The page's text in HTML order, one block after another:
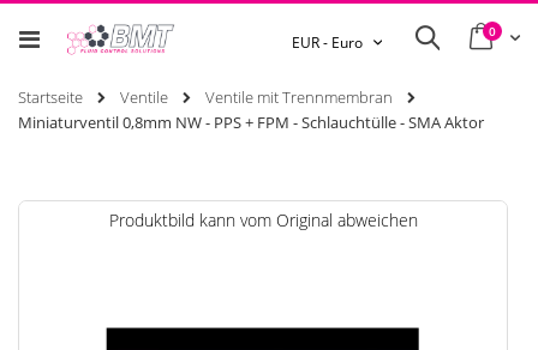
0
Search
Währung
EUR - Euro
Startseite Ventile
Ventile mit Trennmembran
Miniaturventil 0,8mm NW - PPS + FPM - Schlauchtülle - SMA Aktor
Zum
Produktbild kann vom Original abweichen